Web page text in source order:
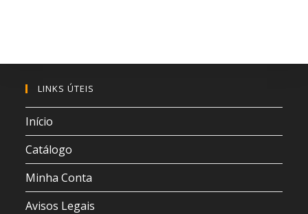
LINKS ÚTEIS
Início
Catálogo
Minha Conta
Avisos Legais